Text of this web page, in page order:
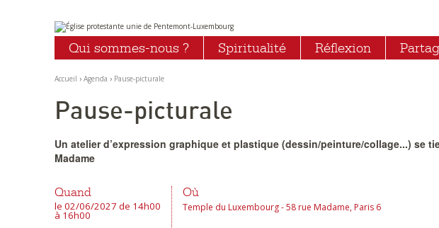
Aller
au
contenu.
à
Outils
personnels
Qui sommes-nous ? Spiritualité Réflexion
Accueil › Agenda › Pause-picturale
Pause-picturale
Un atelier d’expression graphique et plastique (dessin/peinture/collage...) se
Madame
Quand
le 02/06/2027 de 14h00
à 16h00
Où
Temple du Luxembourg - 58 rue Madame, Paris 6